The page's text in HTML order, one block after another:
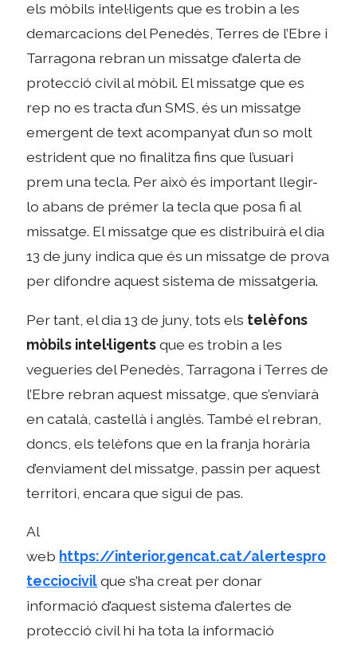
els mòbils intel·ligents que es trobin a les
demarcacions del Penedès, Terres de l’Ebre i
Tarragona rebran un missatge d’alerta de
protecció civil al mòbil. El missatge que es
rep no es tracta d’un SMS, és un missatge
emergent de text acompanyat d’un so molt
estrident que no finalitza fins que l’usuari
prem una tecla. Per això és important llegir-
lo abans de prémer la tecla que posa fi al
missatge. El missatge que es distribuirà el dia
13 de juny indica que és un missatge de prova
per difondre aquest sistema de missatgeria.
Per tant, el dia 13 de juny, tots els telèfons
mòbils intel·ligentsque es trobin a les
vegueries del Penedès, Tarragona i Terres de
l’Ebre rebran aquest missatge, que s’enviarà
en català, castellà i anglès. També el rebran,
doncs, els telèfons que en la franja horària
d’enviament del missatge, passin per aquest
territori, encara que sigui de pas.
Al
web https://interior.gencat.cat/alertespro
tecciocivilque s’ha creat per donar
informació d’aquest sistema d’alertes de
protecció civil hi ha tota la informació